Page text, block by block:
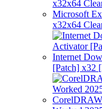
Microsoft
x32x64
Internet
[Patch] x32